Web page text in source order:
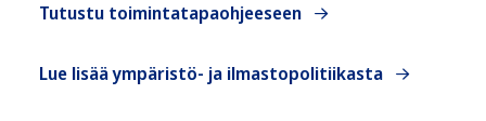
Tutustu toimintatapaohjeeseen
Lue lisää ympäristö- ja ilmastopolitiikasta